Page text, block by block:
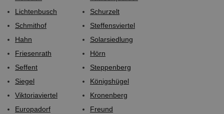
Lichtenbusch
Schmithof
Hahn
Friesenrath
Seffent
Siegel
Viktoriaviertel
Europadorf
Schurzelt
Steffensviertel
Solarsiedlung
Hörn
Steppenberg
Königshügel
Kronenberg
Freund